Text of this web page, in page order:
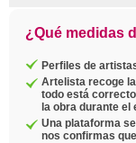
¿Qué medidas
Perfiles de
Artelista recoge
todo está
la obra durante
Una plataforma
nos confirmas